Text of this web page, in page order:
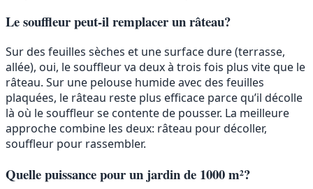
Le souffleur peut-il remplacer un râteau?
Sur des feuilles sèches et une surface dure (terrasse,
allée), oui, le souffleur va deux à trois fois plus vite que le
râteau. Sur une pelouse humide avec des feuilles
plaquées, le râteau reste plus efficace parce qu’il décolle
là où le souffleur se contente de pousser. La meilleure
approche combine les deux: râteau pour décoller,
souffleur pour rassembler.
Quelle puissance pour un jardin de 1000 m²?